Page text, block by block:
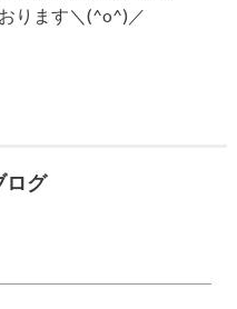
ります＼(^o^)／
ログ